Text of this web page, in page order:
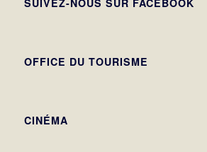
SUIVEZ-NOUS SUR FACEBOOK
OFFICE DU TOURISME
CINÉMA